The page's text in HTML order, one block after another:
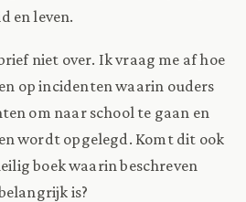
en leven.
niet over. Ik vraag me af hoe
op incidenten waarin ouders
om naar school te gaan en
wordt opgelegd. Komt dit ook
boek waarin beschreven
is?